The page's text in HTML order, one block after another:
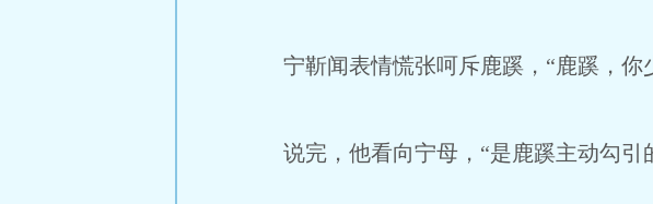
宁靳闻表情慌张呵斥鹿蹊，“鹿蹊，你
说完，他看向宁母，“是鹿蹊主动勾引